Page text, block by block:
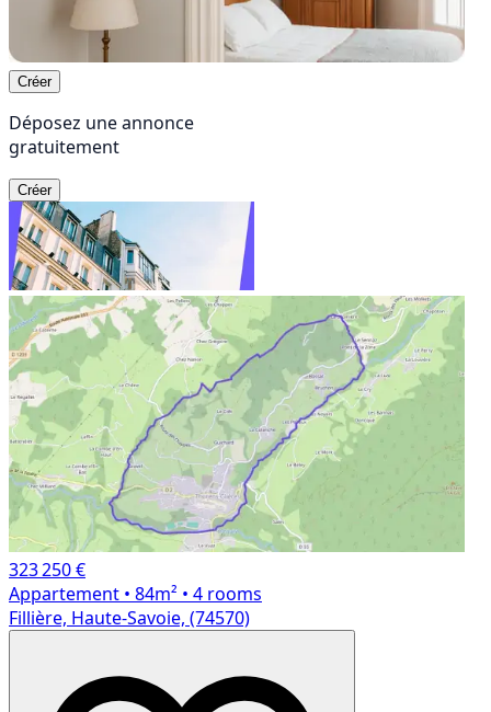
Créer
Déposez une annonce
gratuitement
Créer
323 250 €
Appartement • 84m² • 4 rooms
Fillière, Haute-Savoie, (74570)